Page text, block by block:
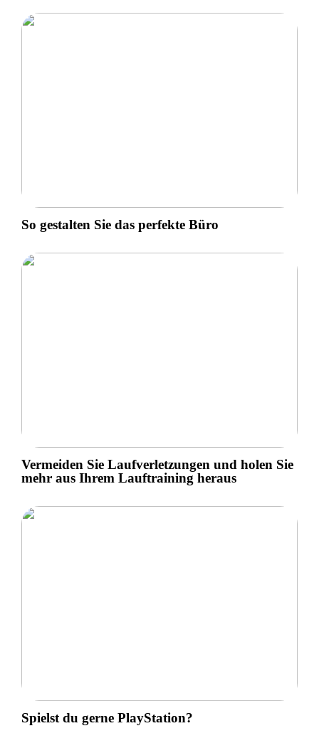
So gestalten Sie das perfekte Büro
Vermeiden Sie Laufverletzungen und holen Sie
mehr aus Ihrem Lauftraining heraus
Spielst du gerne PlayStation?